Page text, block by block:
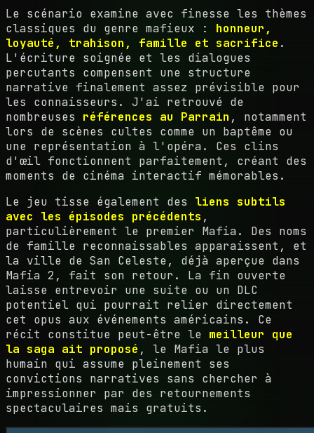
Le scénario examine avec finesse les thèmes
classiques du genre mafieux : honneur,
loyauté, trahison, famille et sacrifice .
L'écriture soignée et les dialogues
percutants compensent une structure
narrative finalement assez prévisible pour
les connaisseurs. J'ai retrouvé de
nombreuses références au Parrain , notamment
lors de scènes cultes comme un baptême ou
une représentation à l'opéra. Ces clins
d'œil fonctionnent parfaitement, créant des
moments de cinéma interactif mémorables.
Le jeu tisse également des liens subtils
avec les épisodes précédents ,
particulièrement le premier Mafia. Des noms
de famille reconnaissables apparaissent, et
la ville de San Celeste, déjà aperçue dans
Mafia 2, fait son retour. La fin ouverte
laisse entrevoir une suite ou un DLC
potentiel qui pourrait relier directement
cet opus aux événements américains. Ce
récit constitue peut-être le meilleur que
la saga ait proposé , le Mafia le plus
humain qui assume pleinement ses
convictions narratives sans chercher à
impressionner par des retournements
spectaculaires mais gratuits.